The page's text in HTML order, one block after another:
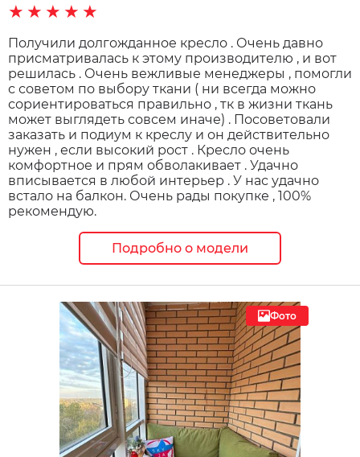
★★★★★
Получили долгожданное кресло . Очень давно
присматривалась к этому производителю , и вот
решилась . Очень вежливые менеджеры , помогли
с советом по выбору ткани ( ни всегда можно
сориентироваться правильно , тк в жизни ткань
может выглядеть совсем иначе) . Посоветовали
заказать и подиум к креслу и он действительно
нужен , если высокий рост . Кресло очень
комфортное и прям обволакивает . Удачно
вписывается в любой интерьер . У нас удачно
встало на балкон. Очень рады покупке , 100%
рекомендую.
Подробно о модели
Фото